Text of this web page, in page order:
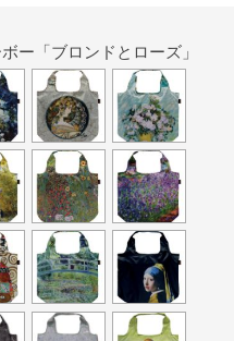
ー「ブロンドとローズ」